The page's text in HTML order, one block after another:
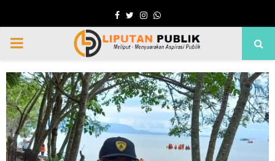
Facebook
TwitterInstagram
Whatsapp
PRIMARY
MENU